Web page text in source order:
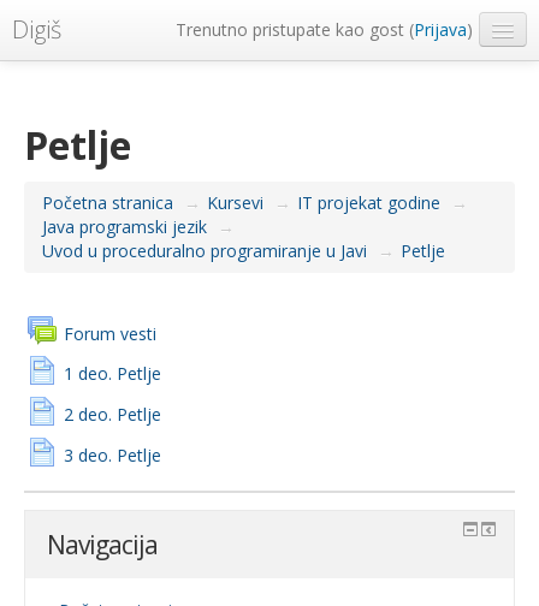
Digiš Trenutno pristupate kao gost (Prijava)
Srpski ‎(sr_lt)‎
Petlje
Početna stranica → Kursevi → IT projekat godine
→
Java programski jezik
→
Uvod u proceduralno programiranje u Javi
→ Petlje
Forum vesti
1 deo. Petlje
2 deo. Petlje
3 deo. Petlje
Navigacija